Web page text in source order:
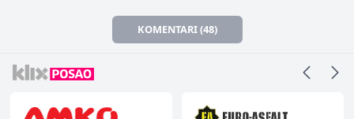
KOMENTARI (48)